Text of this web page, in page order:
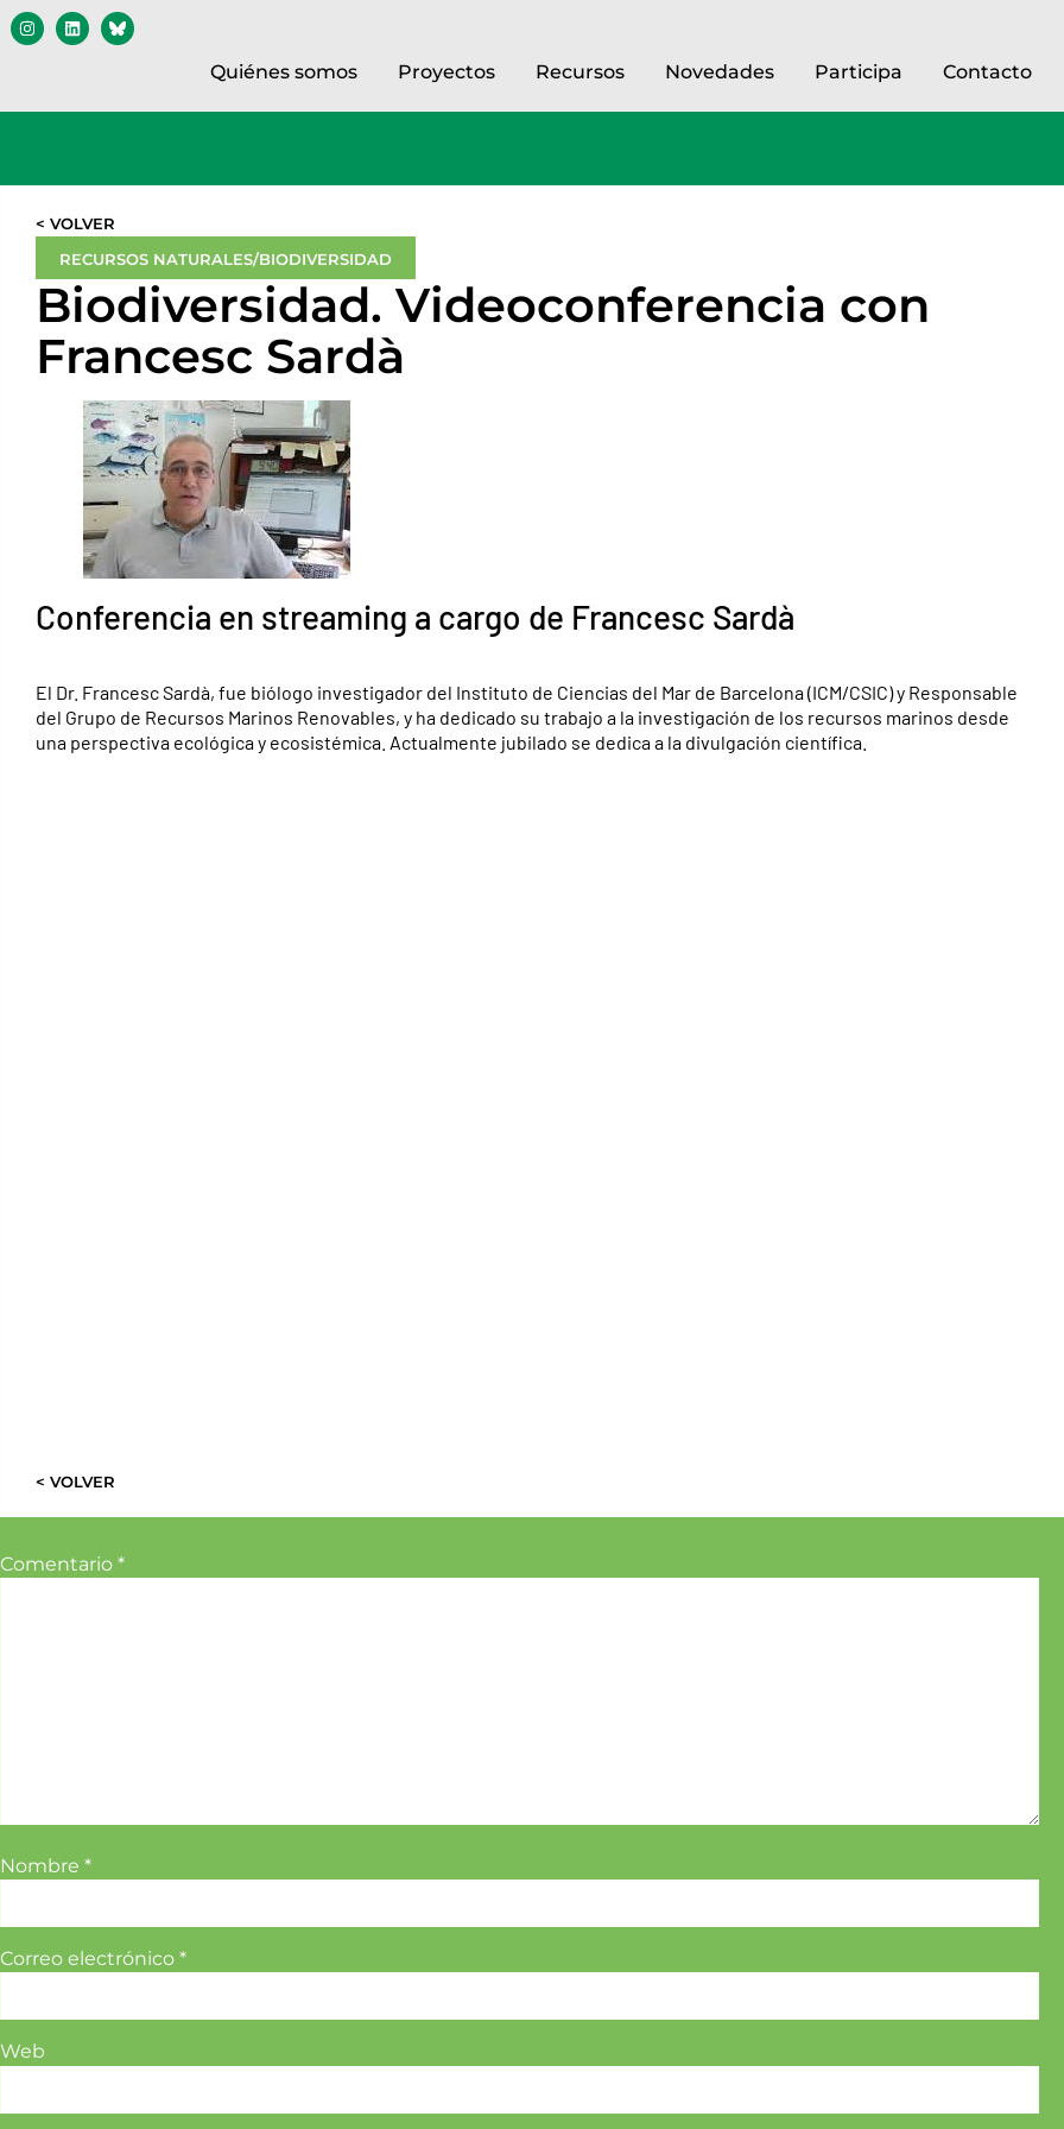
Quiénes somos Proyectos Recursos Novedades Participa Contacto
< VOLVER
RECURSOS NATURALES/BIODIVERSIDAD
Biodiversidad. Videoconferencia con
Francesc Sardà
Conferencia en streaming a cargo de Francesc Sardà
El Dr. Francesc Sardà, fue biólogo investigador del Instituto de Ciencias del Mar de Barcelona (ICM/CSIC) y Responsable
del Grupo de Recursos Marinos Renovables, y ha dedicado su trabajo a la investigación de los recursos marinos desde
una perspectiva ecológica y ecosistémica. Actualmente jubilado se dedica a la divulgación científica.
< VOLVER
Comentario *
Nombre *
Correo electrónico *
Web